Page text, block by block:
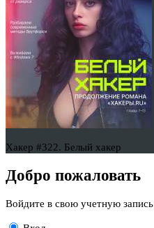
Хакер #322. Белый хакер
Добро пожаловать
Войдите в свою учетную запись